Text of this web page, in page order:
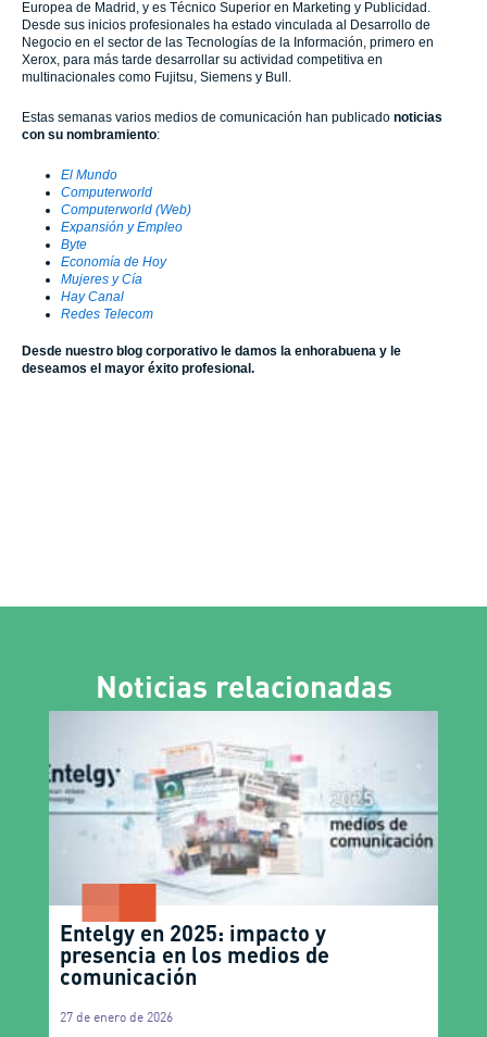
Europea de Madrid, y es Técnico Superior en Marketing y Publicidad.
Desde sus inicios profesionales ha estado vinculada al Desarrollo de
Negocio en el sector de las Tecnologías de la Información, primero en
Xerox, para más tarde desarrollar su actividad competitiva en
multinacionales como Fujitsu, Siemens y Bull.
Estas semanas varios medios de comunicación han publicado noticias
con su nombramiento:
El Mundo
Computerworld
Computerworld (Web)
Expansión y Empleo
Byte
Economía de Hoy
Mujeres y Cía
Hay Canal
Redes Telecom
Desde nuestro blog corporativo le damos la enhorabuena y le
deseamos el mayor éxito profesional.
Noticias relacionadas
Entelgy en 2025: impacto y
presencia en los medios de
comunicación
27 de enero de 2026